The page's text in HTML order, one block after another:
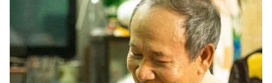
Tin thị trường Tin 360
Video Magazine